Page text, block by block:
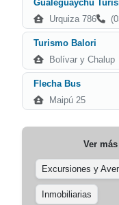
Gualeguaychú
Urquiza 786
Turismo Balori
Bolívar y Chalup
Flecha Bus
Maipú 25
Ver
Excursiones y
Inmobiliarias